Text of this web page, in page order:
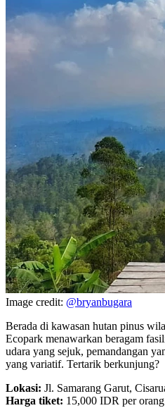
Image credit: @bryanbugara
Berada di kawasan hutan pinus
Ecopark menawarkan beragam
udara yang sejuk, pemandangan
yang variatif. Tertarik berkunjung?
Lokasi: Jl. Samarang Garut,
Harga tiket: 15,000 IDR per orang